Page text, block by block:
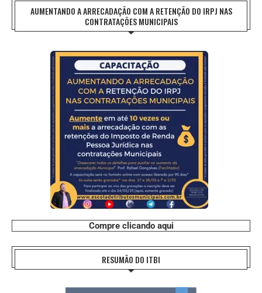
AUMENTANDO A ARRECADAÇÃO COM A RETENÇÃO DO IRPJ NAS
CONTRATAÇÕES MUNICIPAIS
Compre clicando aqui
RESUMÃO DO ITBI